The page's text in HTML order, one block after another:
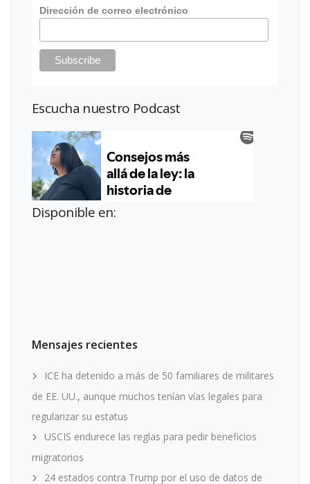
Dirección de correo electrónico
Escucha nuestro Podcast
Disponible en:
Mensajes recientes
ICE ha detenido a más de 50 familiares de militares
de EE. UU., aunque muchos tenían vías legales para
regularizar su estatus
USCIS endurece las reglas para pedir beneficios
migratorios
24 estados contra Trump por el uso de datos de